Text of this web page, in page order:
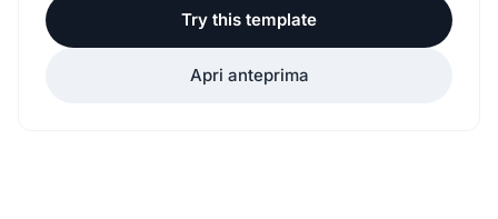
Try this template
Apri anteprima